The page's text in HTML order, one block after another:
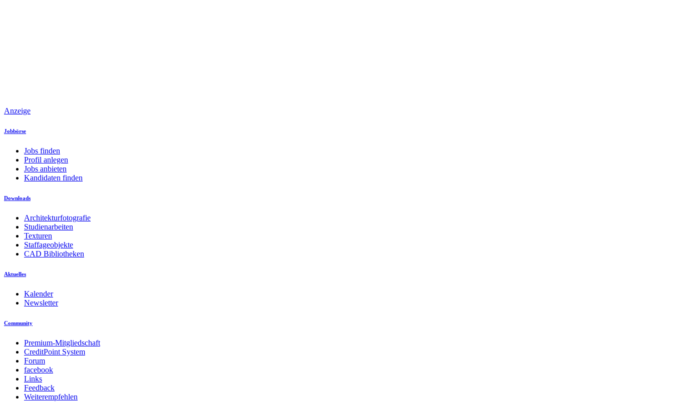
Anzeige
Jobbörse
Jobs finden
Profil anlegen
Jobs anbieten
Kandidaten finden
Downloads
Architekturfotografie
Studienarbeiten
Texturen
Staffageobjekte
CAD Bibliotheken
Aktuelles
Kalender
Newsletter
Community
Premium-Mitgliedschaft
CreditPoint System
Forum
facebook
Links
Feedback
Weiterempfehlen